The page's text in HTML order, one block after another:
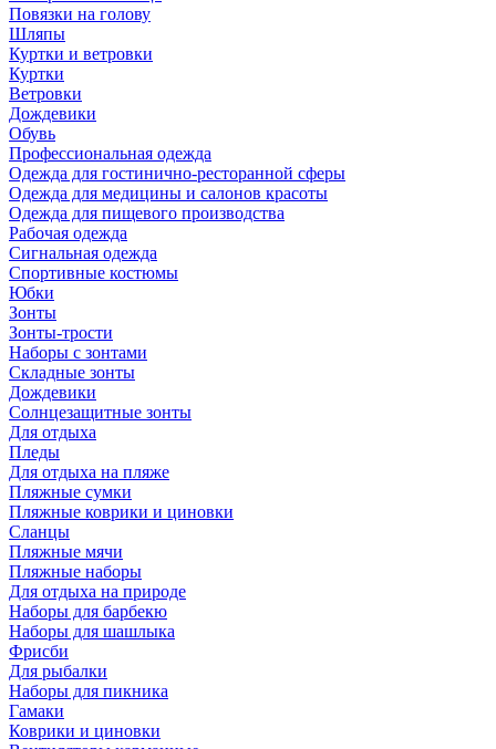
Повязки на голову
Шляпы
Куртки и ветровки
Куртки
Ветровки
Дождевики
Обувь
Профессиональная одежда
Одежда для гостинично-ресторанной сферы
Одежда для медицины и салонов красоты
Одежда для пищевого производства
Рабочая одежда
Сигнальная одежда
Спортивные костюмы
Юбки
Зонты
Зонты-трости
Наборы с зонтами
Складные зонты
Дождевики
Солнцезащитные зонты
Для отдыха
Пледы
Для отдыха на пляже
Пляжные сумки
Пляжные коврики и циновки
Сланцы
Пляжные мячи
Пляжные наборы
Для отдыха на природе
Наборы для барбекю
Наборы для шашлыка
Фрисби
Для рыбалки
Наборы для пикника
Гамаки
Коврики и циновки